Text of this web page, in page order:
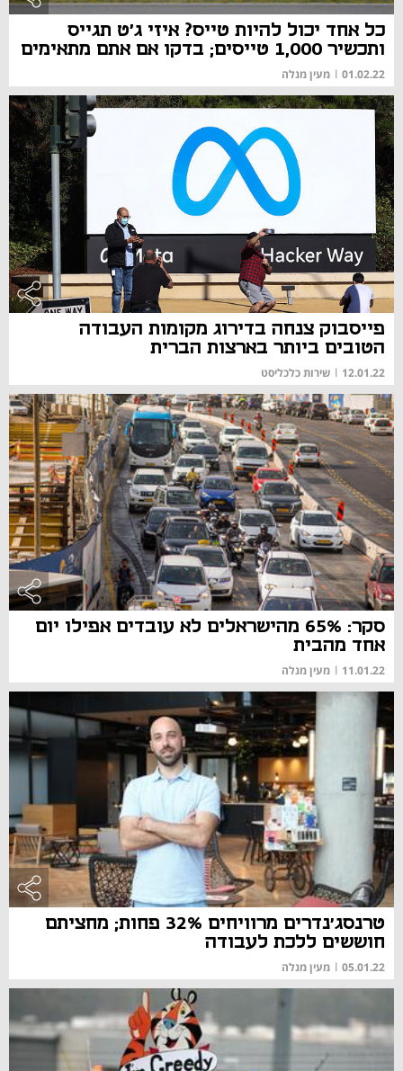
כל אחד יכול להיות טייס? איזי ג'ט תגייס
ותכשיר 1,000 טייסים; בדקו אם אתם מתאימים
01.02.22
| מעין מנלה
פייסבוק צנחה בדירוג מקומות העבודה
הטובים ביותר בארצות הברית
12.01.22
| שירות כלכליסט
סקר: 65% מהישראלים לא עובדים אפילו יום
אחד מהבית
11.01.22
| מעין מנלה
טרנסג׳נדרים מרוויחים 32% פחות; מחציתם
חוששים ללכת לעבודה
05.01.22
| מעין מנלה